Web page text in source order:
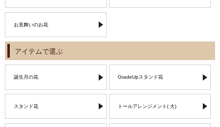
お見舞いのお花
アイテムで選ぶ
誕生月の花 GradeUpスタンド花
スタンド花 トールアレンジメント( 大)